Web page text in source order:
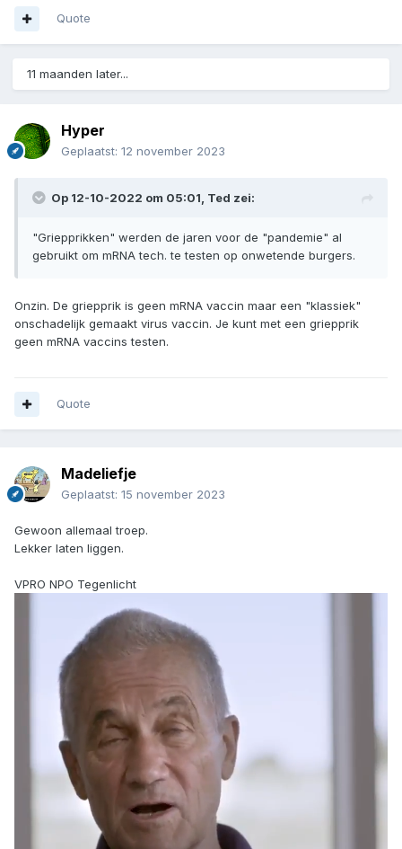
Quote
11 maanden later...
Hyper
Geplaatst: 12 november 2023
Op 12-10-2022 om 05:01, Ted zei:
"Griepprikken" werden de jaren voor de "pandemie" al
gebruikt om mRNA tech. te testen op onwetende burgers.
Onzin. De griepprik is geen mRNA vaccin maar een "klassiek"
onschadelijk gemaakt virus vaccin. Je kunt met een griepprik
geen mRNA vaccins testen.
Quote
Madeliefje
Geplaatst: 15 november 2023
Gewoon allemaal troep.
Lekker laten liggen.
VPRO NPO Tegenlicht